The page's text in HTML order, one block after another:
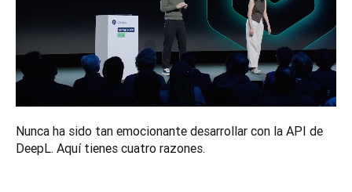
Nunca ha sido tan emocionante desarrollar con la API de
DeepL. Aquí tienes cuatro razones.